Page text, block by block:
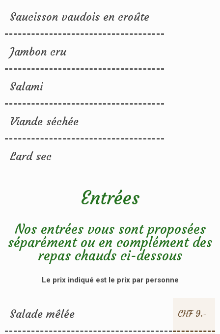
Saucisson vaudois en croûte
Jambon cru
Salami
Viande séchée
Lard sec
Entrées
Nos entrées vous sont proposées
séparément ou en complément des
repas chauds ci-dessous
Le prix indiqué est le prix par personne
Salade mêlée CHF 9.-